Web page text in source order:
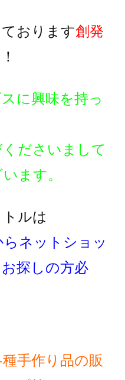
ております創発
に興味を持っ
ださいまして
ます。
ルは
らネットショッ
探しの方必
手作り品の販